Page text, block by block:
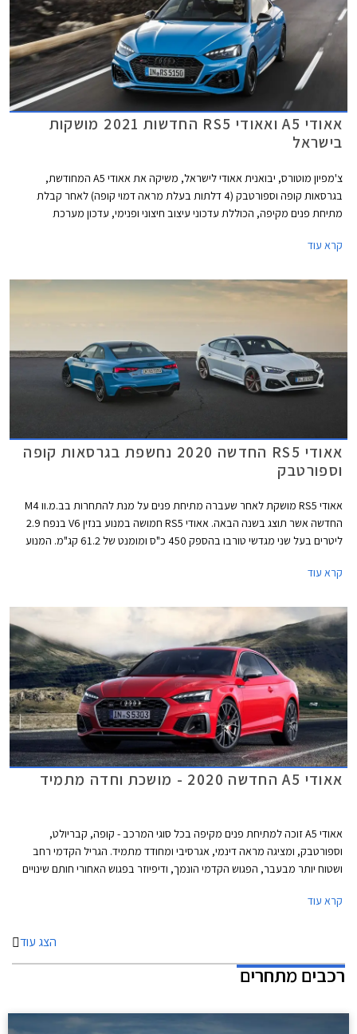
שניות מהר יותר מהגרסה הסטנדרטית.
אאודי A5 ואאודי RS5 החדשות 2021 מושקות
בישראל
צ'מפיון מוטורס, יבואנית אאודי לישראל, משיקה את אאודי A5 המחודשת,
בגרסאות קופה וספורטבק (4 דלתות בעלת מראה דמוי קופה) לאחר קבלת
מתיחת פנים מקיפה, הכוללת עדכוני עיצוב חיצוני ופנימי, עדכון מערכת
שודרגו אבזור הנוחות והבטיחות.
קרא עוד
אאודי RS5 החדשה 2020 נחשפת בגרסאות קופה
וספורטבק
אאודי RS5 מושקת לאחר שעברה מתיחת פנים על מנת להתחרות בב.מ.וו M4
החדשה אשר תוצג בשנה הבאה. אאודי RS5 חמושה במנוע בנזין V6 בנפח 2.9
ליטרים בעל שני מגדשי טורבו בהספק 450 כ"ס ומומנט של 61.2 קג"מ. המנוע
דינמיק המוסיפה גם דיפרנציאל ספורט אחורי. המנוע שוקל 182 ק"ג בלבד וכולל
בתוך חלל ה- V את צמד מגדשי הטורבו, המייצרים לחץ גדישה של 1.5 באר.
קרא עוד
אאודי A5 החדשה 2020 - מושכת וחדה מתמיד
אאודי A5 זוכה למתיחת פנים מקיפה בכל סוגי המרכב - קופה, קבריולט,
וספורטבק, ומציגה מראה דינמי, אגרסיבי ומחודד מתמיד. הגריל הקדמי רחב
ושטוח יותר מבעבר, הפגוש הקדמי הונמך, ודיפיוזר בפגוש האחורי חותם שינויים
ומאחור, לטובת הופעה דרמטית יותר.
קרא עוד
הצג עוד
רכבים מתחרים